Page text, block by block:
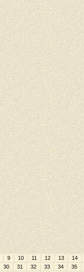
Статьи Опт Контакты
9 10 11 12 13 14
30 31 32 33 34 35